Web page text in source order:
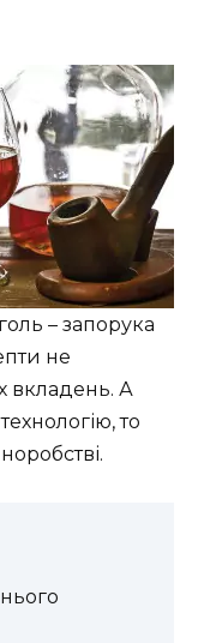
– запорука
не
вкладень. А
то